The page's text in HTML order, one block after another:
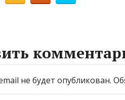
не будет опубликован.